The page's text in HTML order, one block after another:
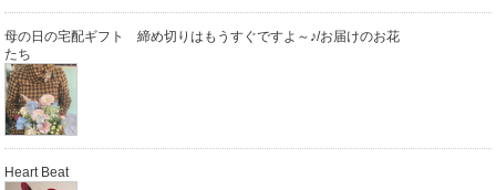
母の日の宅配ギフト 締め切りはもうすぐですよ～♪/お届けのお花
たち
Heart Beat